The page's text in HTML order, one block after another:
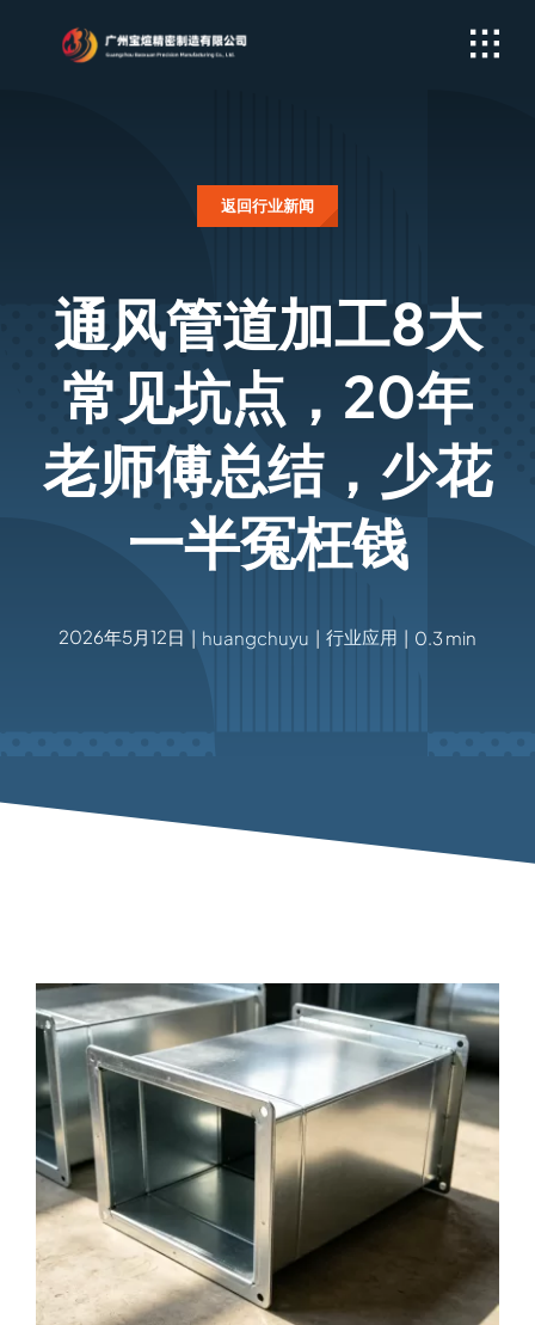
返回行业新闻
通风管道加工8大
常见坑点，20年
老师傅总结，少花
一半冤枉钱
2026年5月12日 | huangchuyu | 行业应用 | 0.3 min